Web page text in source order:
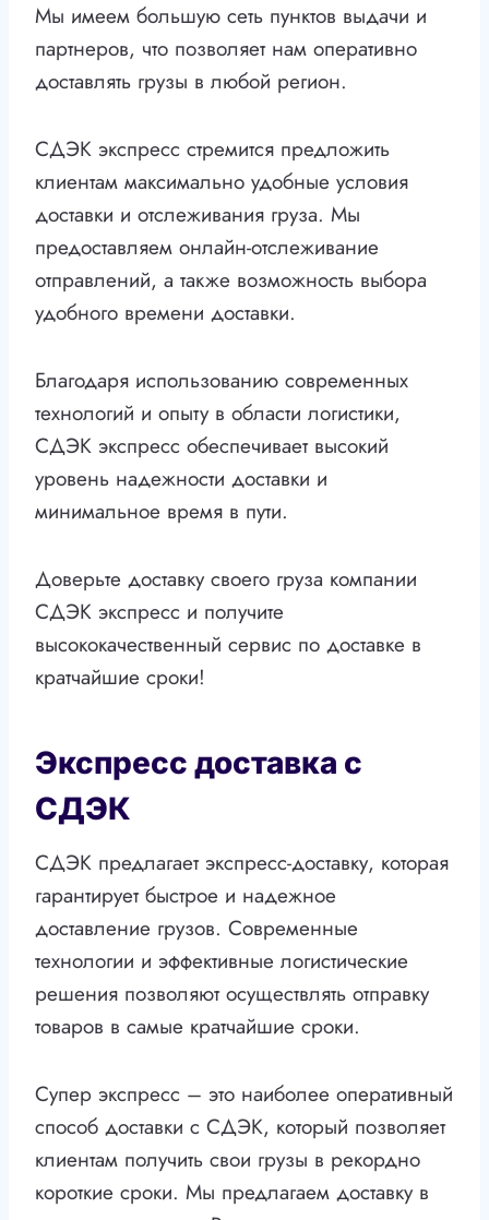
Мы имеем большую сеть пунктов выдачи и
партнеров, что позволяет нам оперативно
доставлять грузы в любой регион.
СДЭК экспресс стремится предложить
клиентам максимально удобные условия
доставки и отслеживания груза. Мы
предоставляем онлайн-отслеживание
отправлений, а также возможность выбора
удобного времени доставки.
Благодаря использованию современных
технологий и опыту в области логистики,
СДЭК экспресс обеспечивает высокий
уровень надежности доставки и
минимальное время в пути.
Доверьте доставку своего груза компании
СДЭК экспресс и получите
высококачественный сервис по доставке в
кратчайшие сроки!
Экспресс доставка с
СДЭК
СДЭК предлагает экспресс-доставку, которая
гарантирует быстрое и надежное
доставление грузов. Современные
технологии и эффективные логистические
решения позволяют осуществлять отправку
товаров в самые кратчайшие сроки.
Супер экспресс – это наиболее оперативный
способ доставки с СДЭК, который позволяет
клиентам получить свои грузы в рекордно
короткие сроки. Мы предлагаем доставку в